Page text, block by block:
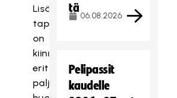
Lisäksi
tapahtumajärjestelyissä
on
kiinnitetty
erityisen
paljon
tä
06.08.2026
Pelipassit
kaudelle